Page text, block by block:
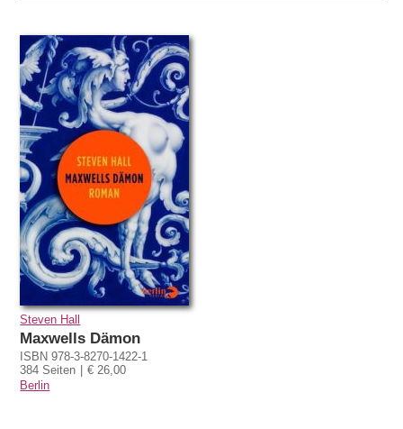
Steven Hall
Maxwells Dämon
ISBN 978-3-8270-1422-1
384 Seiten
€ 26,00
Berlin